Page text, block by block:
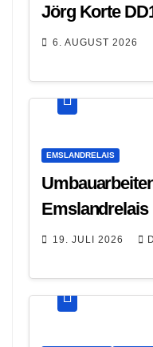
Jörg Korte
6. AUGUST 2026
EMSLANDRELAIS
Emslandrelais
19. JULI 2026